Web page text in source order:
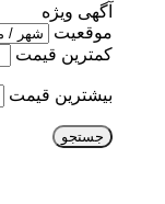
آگهی ویژه
موقعیت
کمترین قیمت
بیشترین قیمت
جستجو